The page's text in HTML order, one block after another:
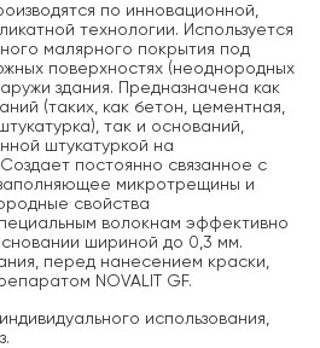
по инновационной,
технологии. Используется
малярного покрытия под
поверхностях (неоднородных
здания. Предназначена как
(таких, как бетон, цементная,
так и оснований,
штукатуркой на
постоянно связанное с
микротрещины и
свойства
волокнам эффективно
шириной до 0,3 мм.
перед нанесением краски,
NOVALIT GF.
использования,